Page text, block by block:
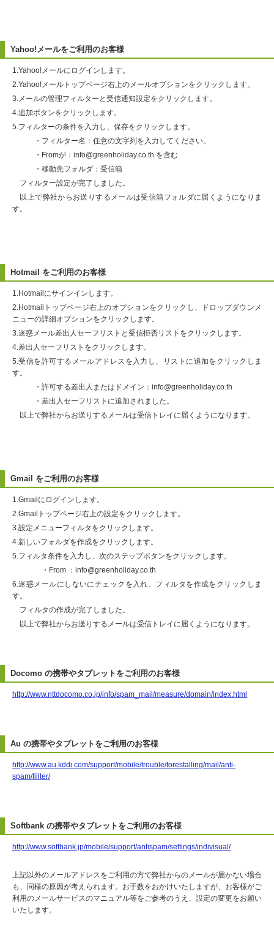
Yahoo!メールをご利用のお客様
1.Yahoo!メールにログインします。
2.Yahoo!メールトップページ右上のメールオプションをクリックします。
3.メールの管理フィルターと受信通知設定をクリックします。
4.追加ボタンをクリックします。
5.フィルターの条件を入力し、保存をクリックします。
・フィルター名：任意の文字列を入力してください。
・Fromが：info@greenholiday.co.th を含む
・移動先フォルダ：受信箱
フィルター設定が完了しました。
以上で弊社からお送りするメールは受信箱フォルダに届くようになりま
す。
Hotmail をご利用のお客様
1.Hotmailにサインインします。
2.Hotmailトップページ右上のオプションをクリックし、ドロップダウンメ
ニューの詳細オプションをクリックします。
3.迷惑メール差出人セーフリストと受信拒否リストをクリックします。
4.差出人セーフリストをクリックします。
5.受信を許可するメールアドレスを入力し、リストに追加をクリックしま
す。
・許可する差出人またはドメイン：info@greenholiday.co.th
・差出人セーフリストに追加されました。
以上で弊社からお送りするメールは受信トレイに届くようになります。
Gmail をご利用のお客様
1.Gmailにログインします。
2.Gmailトップページ右上の設定をクリックします。
3.設定メニューフィルタをクリックします。
4.新しいフォルダを作成をクリックします。
5.フィルタ条件を入力し、次のステップボタンをクリックします。
・From ：info@greenholiday.co.th
6.迷惑メールにしないにチェックを入れ、フィルタを作成をクリックしま
す。
フィルタの作成が完了しました。
以上で弊社からお送りするメールは受信トレイに届くようになります。
Docomo の携帯やタブレットをご利用のお客様
http://www.nttdocomo.co.jp/info/spam_mail/measure/domain/index.html
Au の携帯やタブレットをご利用のお客様
http://www.au.kddi.com/support/mobile/trouble/forestalling/mail/anti-
spam/fillter/
Softbank の携帯やタブレットをご利用のお客様
http://www.softbank.jp/mobile/support/antispam/settings/indivisual/
上記以外のメールアドレスをご利用の方で弊社からのメールが届かない場合
も、同様の原因が考えられます。お手数をおかけいたしますが、お客様がご
利用のメールサービスのマニュアル等をご参考のうえ、設定の変更をお願い
いたします。